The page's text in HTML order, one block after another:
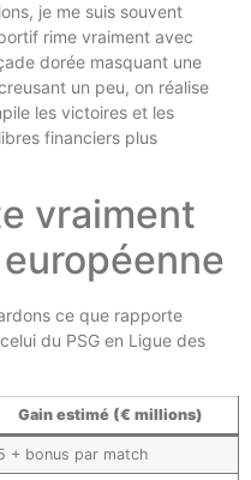
je me suis souvent
rime vraiment avec
dorée masquant une
un peu, on réalise
les victoires et les
financiers plus
vraiment
ce que rapporte
du PSG en Ligue des
Gain estimé (€ millions)
+ bonus par match